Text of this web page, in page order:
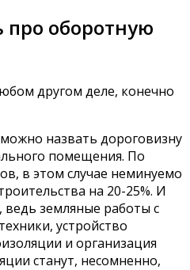
про оборотную
другом деле, конечно
назвать дороговизну
помещения. По
в этом случае неминуемо
на 20-25%. И
ведь земляные работы с
устройство
и организация
станут, несомненно,